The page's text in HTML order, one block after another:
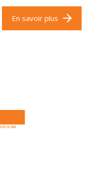
En savoir plus